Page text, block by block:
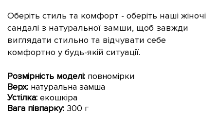
Оберіть стиль та комфорт - оберіть наші жіночі
сандалі з натуральної замши, щоб завжди
виглядати стильно та відчувати себе
комфортно у будь-якій ситуації.
Розмірність моделі: повномірки
Верх: натуральна замша
Устілка: екошкіра
Вага півпарку: 300 г